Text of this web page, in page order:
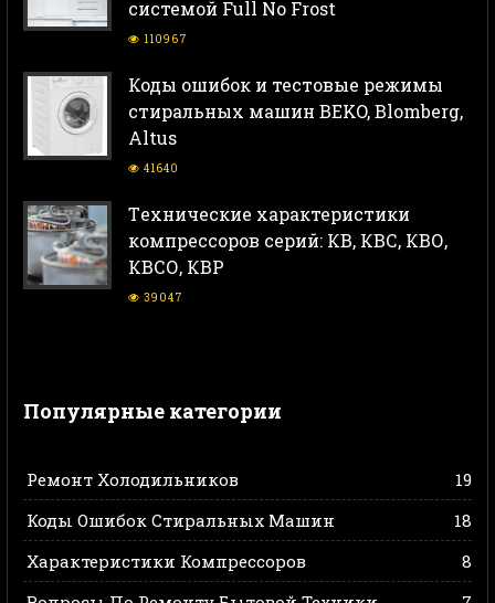
системой Full No Frost
110967
Коды ошибок и тестовые режимы
стиральных машин BEKO, Blomberg,
Altus
41640
Тeхнические характеристики
компрессоров серий: КВ, КВС, КВО,
КВСО, КВР
39047
Популярные категории
Ремонт Холодильников
19
Коды Ошибок Стиральных Машин
18
Характеристики Компрессоров
8